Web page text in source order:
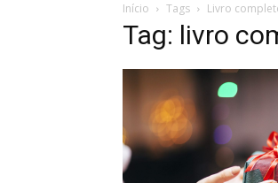
Início Tags Livro
Tag: livro